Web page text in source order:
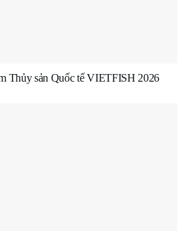
Thủy sản Quốc tế VIETFISH 2026